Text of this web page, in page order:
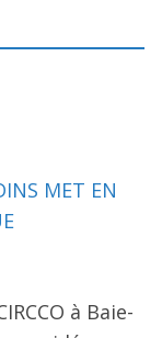
MET EN
à Baie-